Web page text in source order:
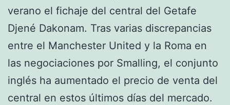
verano el fichaje del central del Getafe
Djené Dakonam. Tras varias discrepancias
entre el Manchester United y la Roma en
las negociaciones por Smalling, el conjunto
inglés ha aumentado el precio de venta del
central en estos últimos días del mercado.